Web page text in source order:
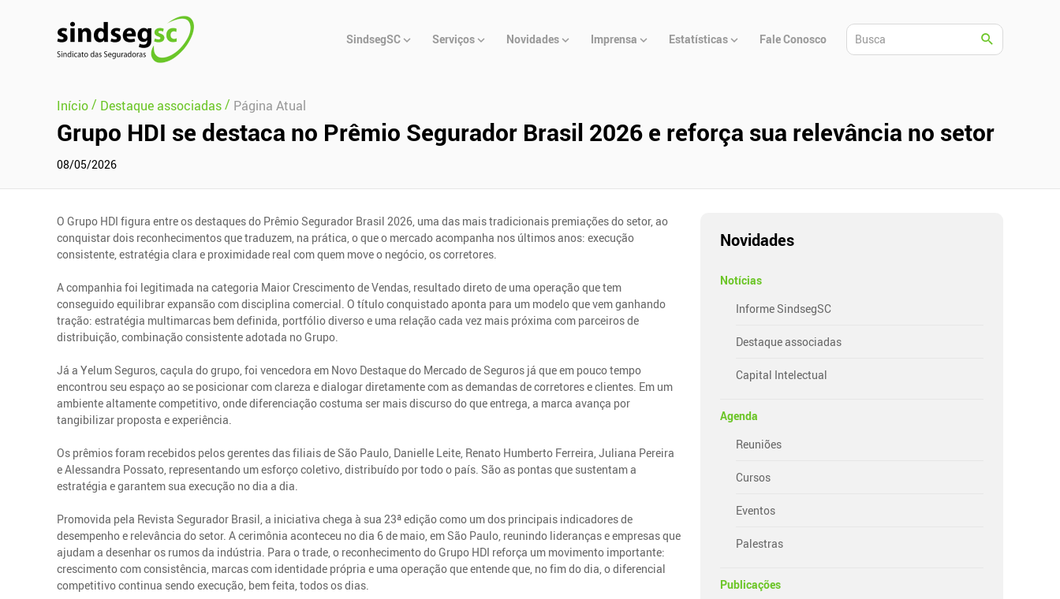
Principal
SindsegSC Serviços Novidades Imprensa Estatísticas Fale Conosco
Início/ Destaque associadas/ Página Atual
Grupo HDI se destaca no Prêmio Segurador Brasil 2026 e reforça sua relevância no setor
08/05/2026
O Grupo HDI figura entre os destaques do Prêmio Segurador Brasil 2026, uma das mais tradicionais premiações do setor, ao
conquistar dois reconhecimentos que traduzem, na prática, o que o mercado acompanha nos últimos anos: execução
consistente, estratégia clara e proximidade real com quem move o negócio, os corretores.
A companhia foi legitimada na categoria Maior Crescimento de Vendas, resultado direto de uma operação que tem
conseguido equilibrar expansão com disciplina comercial. O título conquistado aponta para um modelo que vem ganhando
tração: estratégia multimarcas bem definida, portfólio diverso e uma relação cada vez mais próxima com parceiros de
distribuição, combinação consistente adotada no Grupo.
Já a Yelum Seguros, caçula do grupo, foi vencedora em Novo Destaque do Mercado de Seguros já que em pouco tempo
encontrou seu espaço ao se posicionar com clareza e dialogar diretamente com as demandas de corretores e clientes. Em um
ambiente altamente competitivo, onde diferenciação costuma ser mais discurso do que entrega, a marca avança por
tangibilizar proposta e experiência.
Os prêmios foram recebidos pelos gerentes das filiais de São Paulo, Danielle Leite, Renato Humberto Ferreira, Juliana Pereira
e Alessandra Possato, representando um esforço coletivo, distribuído por todo o país. São as pontas que sustentam a
estratégia e garantem sua execução no dia a dia.
Promovida pela Revista Segurador Brasil, a iniciativa chega à sua 23ª edição como um dos principais indicadores de
desempenho e relevância do setor. A cerimônia aconteceu no dia 6 de maio, em São Paulo, reunindo lideranças e empresas que
ajudam a desenhar os rumos da indústria. Para o trade, o reconhecimento do Grupo HDI reforça um movimento importante:
crescimento com consistência, marcas com identidade própria e uma operação que entende que, no fim do dia, o diferencial
competitivo continua sendo execução, bem feita, todos os dias.
Novidades
Notícias
Informe SindsegSC
Destaque associadas
Capital Intelectual
Agenda
Reuniões
Cursos
Eventos
Palestras
Publicações